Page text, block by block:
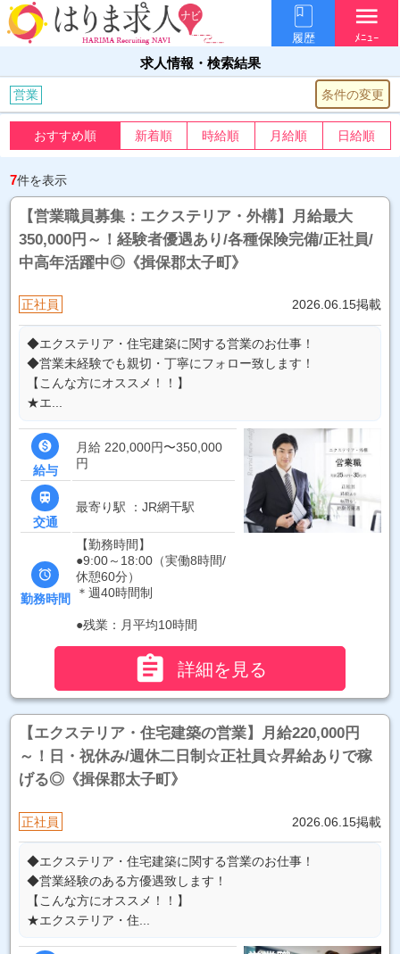
履歴
menu
ﾒﾆｭｰ
求人情報・検索結果
条件の変更
営業
おすすめ順 新着順 時給順 月給順 日給順
7件を表示
【営業職員募集：エクステリア・外構】月給最大
350,000円～！経験者優遇あり/各種保険完備/正社員/
中高年活躍中◎《揖保郡太子町》
正社員 2026.06.15掲載
◆エクステリア・住宅建築に関する営業のお仕事！
◆営業未経験でも親切・丁寧にフォロー致します！
【こんな方にオススメ！！】
★エ...

給与
月給 220,000円〜350,000
円

交通
最寄り駅 ：JR網干駅

勤務時間
【勤務時間】
●9:00～18:00（実働8時間/
休憩60分）
＊週40時間制
●残業：月平均10時間
 詳細を見る
【エクステリア・住宅建築の営業】月給220,000円
～！日・祝休み/週休二日制☆正社員☆昇給ありで稼
げる◎《揖保郡太子町》
正社員 2026.06.15掲載
◆エクステリア・住宅建築に関する営業のお仕事！
◆営業経験のある方優遇致します！
【こんな方にオススメ！！】
★エクステリア・住...